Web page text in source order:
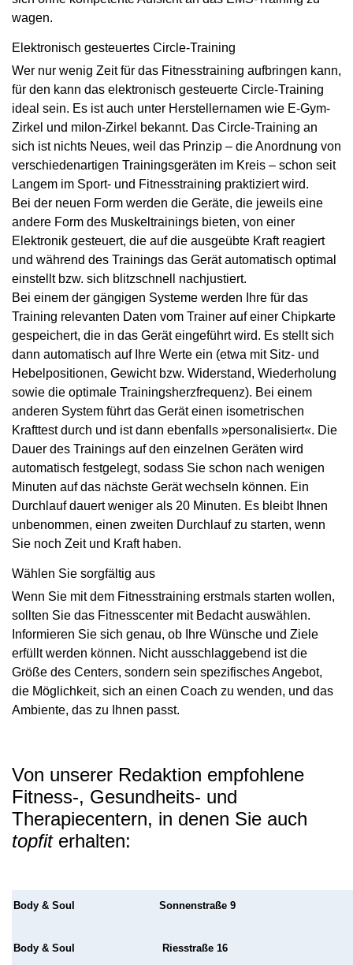
wagen.
Elektronisch gesteuertes Circle-Training
Wer nur wenig Zeit für das Fitnesstraining aufbringen kann,
für den kann das elektronisch gesteuerte Circle-Training
ideal sein. Es ist auch unter Herstellernamen wie E-Gym-
Zirkel und milon-Zirkel bekannt. Das Circle-Training an
sich ist nichts Neues, weil das Prinzip – die Anordnung von
verschiedenartigen Trainingsgeräten im Kreis – schon seit
Langem im Sport- und Fitnesstraining praktiziert wird.
Bei der neuen Form werden die Geräte, die jeweils eine
andere Form des Muskeltrainings bieten, von einer
Elektronik gesteuert, die auf die ausgeübte Kraft reagiert
und während des Trainings das Gerät automatisch optimal
einstellt bzw. sich blitzschnell nachjustiert.
Bei einem der gängigen Systeme werden Ihre für das
Training relevanten Daten vom Trainer auf einer Chipkarte
gespeichert, die in das Gerät eingeführt wird. Es stellt sich
dann automatisch auf Ihre Werte ein (etwa mit Sitz- und
Hebelpositionen, Gewicht bzw. Widerstand, Wiederholung
sowie die optimale Trainingsherzfrequenz). Bei einem
anderen System führt das Gerät einen isometrischen
Krafttest durch und ist dann ebenfalls »personalisiert«. Die
Dauer des Trainings auf den einzelnen Geräten wird
automatisch festgelegt, sodass Sie schon nach wenigen
Minuten auf das nächste Gerät wechseln können. Ein
Durchlauf dauert weniger als 20 Minuten. Es bleibt Ihnen
unbenommen, einen zweiten Durchlauf zu starten, wenn
Sie noch Zeit und Kraft haben.
Wählen Sie sorgfältig aus
Wenn Sie mit dem Fitnesstraining erstmals starten wollen,
sollten Sie das Fitnesscenter mit Bedacht auswählen.
Informieren Sie sich genau, ob Ihre Wünsche und Ziele
erfüllt werden können. Nicht ausschlaggebend ist die
Größe des Centers, sondern sein spezifisches Angebot,
die Möglichkeit, sich an einen Coach zu wenden, und das
Ambiente, das zu Ihnen passt.
Von unserer Redaktion empfohlene
Fitness-, Gesundheits- und
Therapiecentern, in denen Sie auch
topfit erhalten:
Body & Soul Sonnenstraße 9
Body & Soul Riesstraße 16